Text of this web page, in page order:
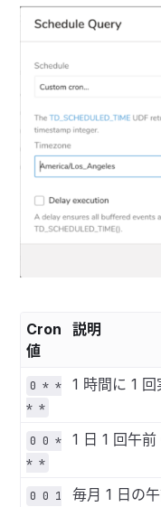
Cron
値
説明
0 * *
* *
1 時間に 1 回
0 0 *
* *
1 日 1 回午前
0 0 1
毎月 1 日の